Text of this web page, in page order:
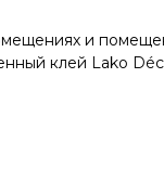
и
клей Lako